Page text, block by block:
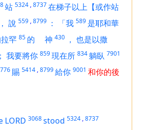
站 5324 ,8737在梯子以上【或作站
， 說 559 ,8799 ： 「我 589 是耶和華
罕 85 的 神 430 ， 也是以撒
； 我要將你 859現在所 834躺臥 7901
776 賜 5414 ,8799給你 9001 和你的後
LORD 3068stood 5324 ,8737